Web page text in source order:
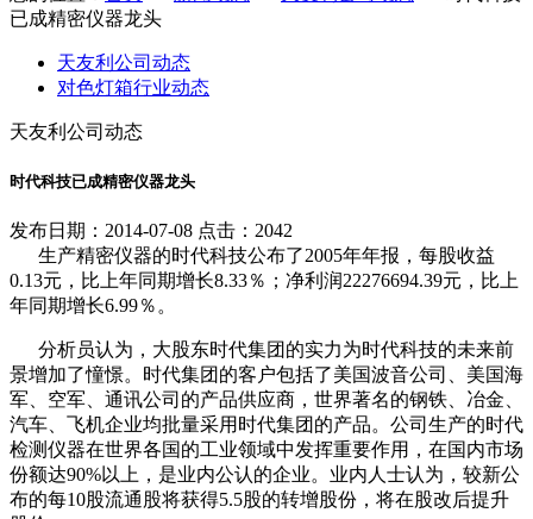
已成精密仪器龙头
天友利公司动态
对色灯箱行业动态
天友利公司动态
时代科技已成精密仪器龙头
发布日期：2014-07-08 点击：2042
生产精密仪器的时代科技公布了2005年年报，每股收益
0.13元，比上年同期增长8.33％；净利润22276694.39元，比上
年同期增长6.99％。
分析员认为，大股东时代集团的实力为时代科技的未来前
景增加了憧憬。时代集团的客户包括了美国波音公司、美国海
军、空军、通讯公司的产品供应商，世界著名的钢铁、冶金、
汽车、飞机企业均批量采用时代集团的产品。公司生产的时代
检测仪器在世界各国的工业领域中发挥重要作用，在国内市场
份额达90%以上，是业内公认的企业。业内人士认为，较新公
布的每10股流通股将获得5.5股的转增股份，将在股改后提升